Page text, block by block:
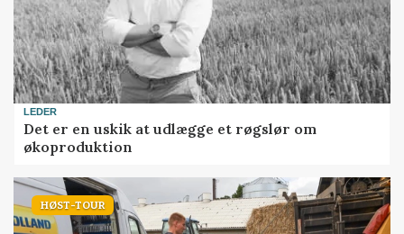
LEDER
Det er en uskik at udlægge et røgslør om
økoproduktion
HØST-TOUR